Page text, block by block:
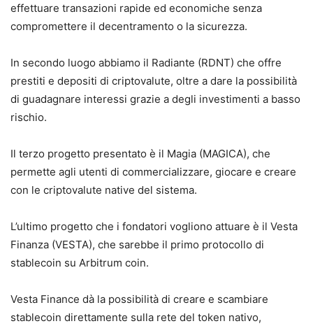
effettuare transazioni rapide ed economiche senza
compromettere il decentramento o la sicurezza.
In secondo luogo abbiamo il Radiante (RDNT) che offre
prestiti e depositi di criptovalute, oltre a dare la possibilità
di guadagnare interessi grazie a degli investimenti a basso
rischio.
Il terzo progetto presentato è il Magia (MAGICA), che
permette agli utenti di commercializzare, giocare e creare
con le criptovalute native del sistema.
L’ultimo progetto che i fondatori vogliono attuare è il Vesta
Finanza (VESTA), che sarebbe il primo protocollo di
stablecoin su Arbitrum coin.
Vesta Finance dà la possibilità di creare e scambiare
stablecoin direttamente sulla rete del token nativo,